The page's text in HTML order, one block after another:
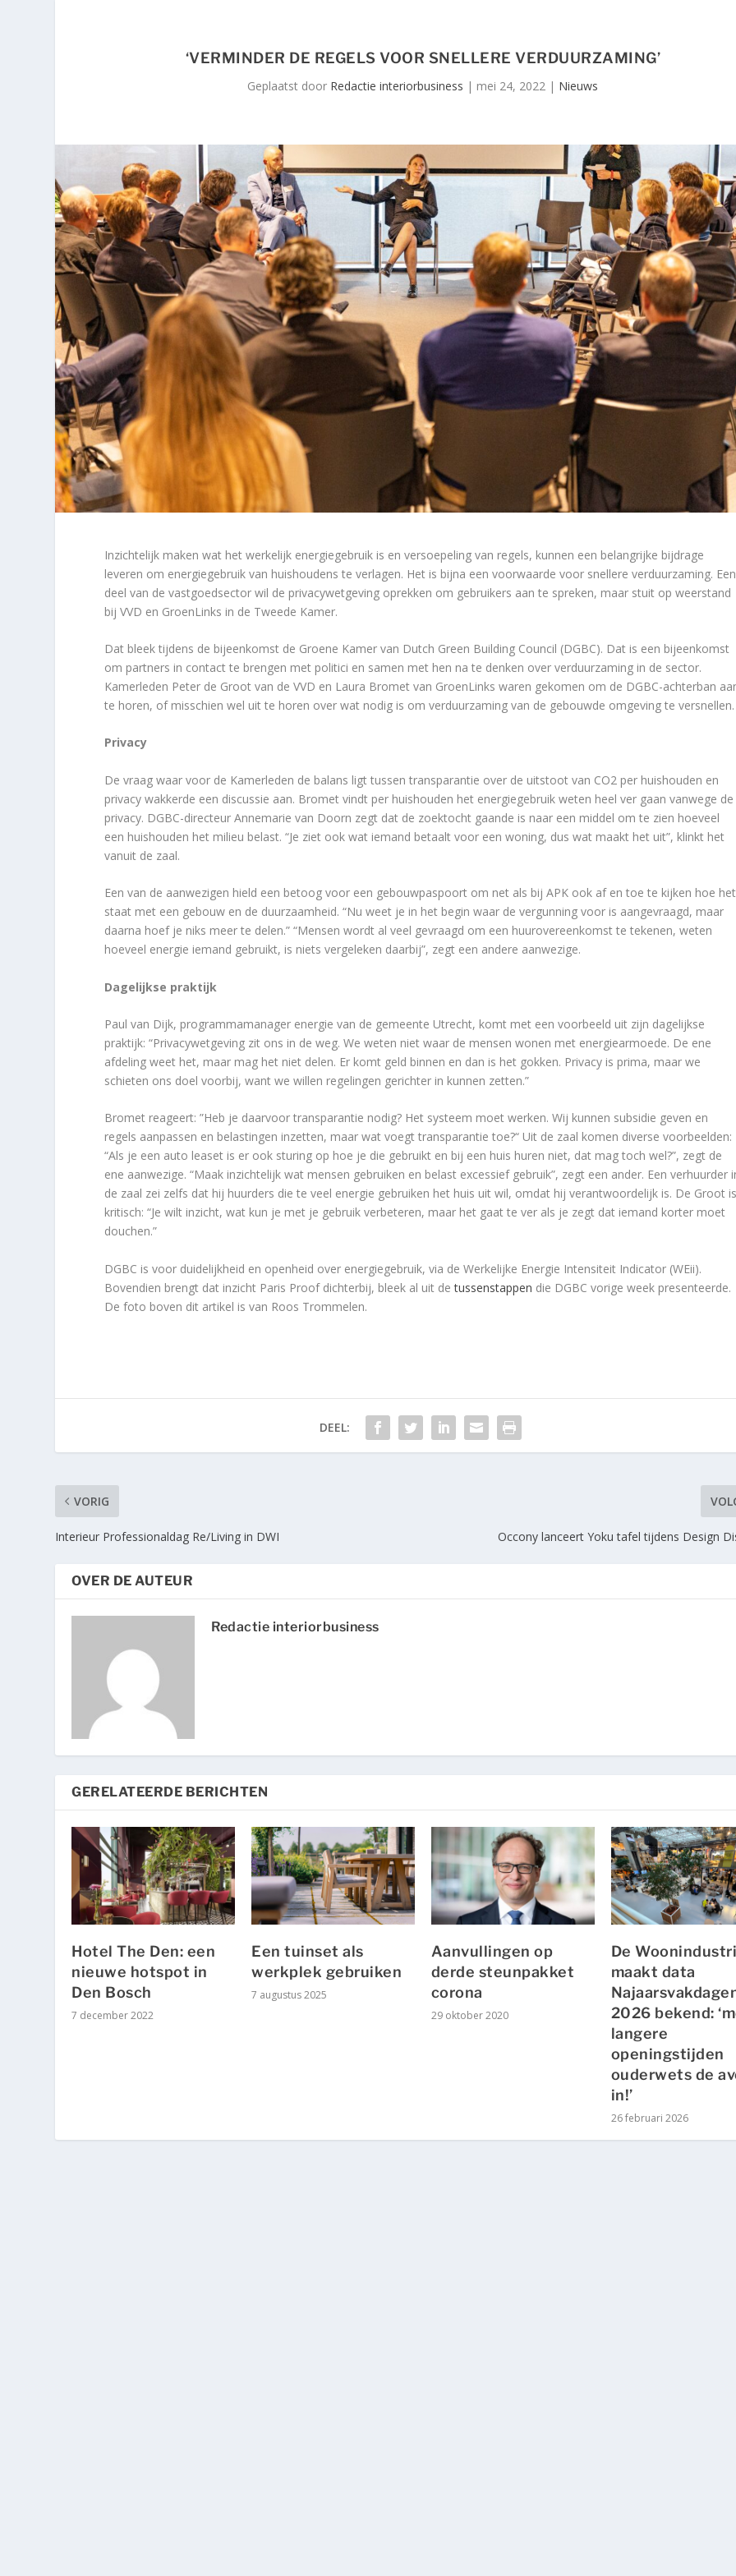
‘VERMINDER DE REGELS VOOR SNELLERE VERDUURZAMING’
Geplaatst door Redactie interiorbusiness | mei 24, 2022 | Nieuws
Inzichtelijk maken wat het werkelijk energiegebruik is en versoepeling van regels, kunnen een belangrijke bijdrage
leveren om energiegebruik van huishoudens te verlagen. Het is bijna een voorwaarde voor snellere verduurzaming. Een
deel van de vastgoedsector wil de privacywetgeving oprekken om gebruikers aan te spreken, maar stuit op weerstand
bij VVD en GroenLinks in de Tweede Kamer.
Dat bleek tijdens de bijeenkomst de Groene Kamer van Dutch Green Building Council (DGBC). Dat is een bijeenkomst
om partners in contact te brengen met politici en samen met hen na te denken over verduurzaming in de sector.
Kamerleden Peter de Groot van de VVD en Laura Bromet van GroenLinks waren gekomen om de DGBC-achterban
te horen, of misschien wel uit te horen over wat nodig is om verduurzaming van de gebouwde omgeving te versnellen.
Privacy
De vraag waar voor de Kamerleden de balans ligt tussen transparantie over de uitstoot van CO2 per huishouden en
privacy wakkerde een discussie aan. Bromet vindt per huishouden het energiegebruik weten heel ver gaan vanwege de
privacy. DGBC-directeur Annemarie van Doorn zegt dat de zoektocht gaande is naar een middel om te zien hoeveel
een huishouden het milieu belast. “Je ziet ook wat iemand betaalt voor een woning, dus wat maakt het uit”, klinkt het
vanuit de zaal.
Een van de aanwezigen hield een betoog voor een gebouwpaspoort om net als bij APK ook af en toe te kijken hoe het
staat met een gebouw en de duurzaamheid. “Nu weet je in het begin waar de vergunning voor is aangevraagd, maar
daarna hoef je niks meer te delen.” “Mensen wordt al veel gevraagd om een huurovereenkomst te tekenen, weten
hoeveel energie iemand gebruikt, is niets vergeleken daarbij”, zegt een andere aanwezige.
Dagelijkse praktijk
Paul van Dijk, programmamanager energie van de gemeente Utrecht, komt met een voorbeeld uit zijn dagelijkse
praktijk: “Privacywetgeving zit ons in de weg. We weten niet waar de mensen wonen met energiearmoede. De ene
afdeling weet het, maar mag het niet delen. Er komt geld binnen en dan is het gokken. Privacy is prima, maar we
schieten ons doel voorbij, want we willen regelingen gerichter in kunnen zetten.”
Bromet reageert: ”Heb je daarvoor transparantie nodig? Het systeem moet werken. Wij kunnen subsidie geven en
regels aanpassen en belastingen inzetten, maar wat voegt transparantie toe?“ Uit de zaal komen diverse voorbeelden:
“Als je een auto leaset is er ook sturing op hoe je die gebruikt en bij een huis huren niet, dat mag toch wel?”, zegt de
ene aanwezige. “Maak inzichtelijk wat mensen gebruiken en belast excessief gebruik”, zegt een ander. Een verhuurder
de zaal zei zelfs dat hij huurders die te veel energie gebruiken het huis uit wil, omdat hij verantwoordelijk is. De Groot
kritisch: “Je wilt inzicht, wat kun je met je gebruik verbeteren, maar het gaat te ver als je zegt dat iemand korter moet
douchen.”
DGBC is voor duidelijkheid en openheid over energiegebruik, via de Werkelijke Energie Intensiteit Indicator (WEii).
Bovendien brengt dat inzicht Paris Proof dichterbij, bleek al uit detussenstappen die DGBC vorige week presenteerde.
De foto boven dit artikel is van Roos Trommelen.
DEEL:
VORIG
Interieur Professionaldag Re/Living in DWI Occony lanceert Yoku tafel tijdens Design
OVER DE AUTEUR
Redactie interiorbusiness
GERELATEERDE BERICHTEN
Hotel The Den: een
nieuwe hotspot in
Den Bosch
7 december 2022
Een tuinset als
werkplek gebruiken
7 augustus 2025
Aanvullingen op
derde steunpakket
corona
29 oktober 2020
De
maakt data
2026 bekend:
langere
openingstijden
ouderwets de
in!’
26 februari 2026